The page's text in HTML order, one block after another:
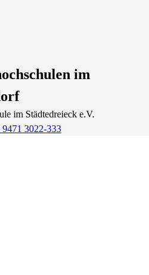
im
im Städtedreieck e.V.
3022-333